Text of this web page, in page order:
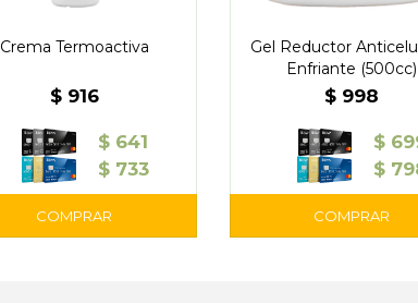
Crema Termoactiva
$ 916
$ 641
$ 733
Gel Reductor
Enfriante (500cc)
$ 998
$
$